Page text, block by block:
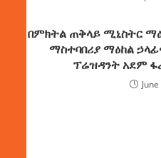
በምክትል ጠቅላይ ሚኒስትር
ማስተባበሪያ ማዕከል
ፕሬዝዳንት አደም